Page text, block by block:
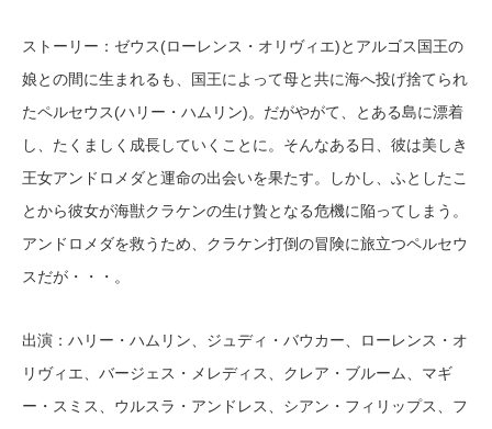
ストーリー：ゼウス(ローレンス・オリヴィエ)とアルゴス国王の
娘との間に生まれるも、国王によって母と共に海へ投げ捨てられ
たペルセウス(ハリー・ハムリン)。だがやがて、とある島に漂着
し、たくましく成長していくことに。そんなある日、彼は美しき
王女アンドロメダと運命の出会いを果たす。しかし、ふとしたこ
とから彼女が海獣クラケンの生け贄となる危機に陥ってしまう。
アンドロメダを救うため、クラケン打倒の冒険に旅立つペルセウ
スだが・・・。
出演：ハリー・ハムリン、ジュディ・バウカー、ローレンス・オ
リヴィエ、バージェス・メレディス、クレア・ブルーム、マギ
ー・スミス、ウルスラ・アンドレス、シアン・フィリップス、フ